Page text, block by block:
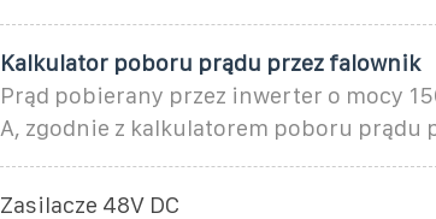
Kalkulator poboru prądu przez falownik
Prąd pobierany przez inwerter o mocy
A, zgodnie z kalkulatorem poboru prądu
Zasilacze 48V DC